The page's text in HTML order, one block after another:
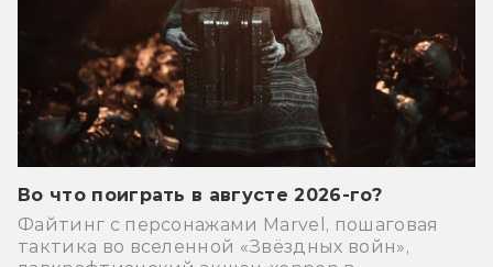
Во что поиграть в августе 2026-го?
Файтинг с персонажами Marvel, пошаговая
тактика во вселенной «Звёздных войн»,